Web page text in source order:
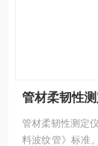
管材柔韧性
管材柔韧性测定
料波纹管》标准